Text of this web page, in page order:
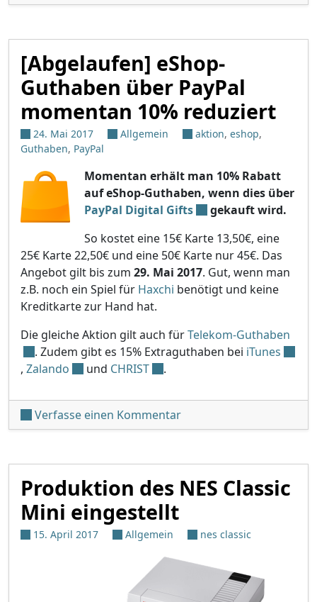
[Abgelaufen] eShop-
Guthaben über PayPal
momentan 10% reduziert
24. Mai 2017 Allgemein aktion, eshop,
Guthaben, PayPal
Momentan erhält man 10% Rabatt
auf eShop-Guthaben, wenn dies über
PayPal Digital Gifts
gekauft wird.
So kostet eine 15€ Karte 13,50€, eine
25€ Karte 22,50€ und eine 50€ Karte nur 45€. Das
Angebot gilt bis zum 29. Mai 2017. Gut, wenn man
z.B. noch ein Spiel für Haxchi benötigt und keine
Kreditkarte zur Hand hat.
Die gleiche Aktion gilt auch fürTelekom-Guthaben
. Zudem gibt es 15% Extraguthaben bei iTunes
, Zalando und CHRIST .
Verfasse einen Kommentarunter '[Abgelaufen]
Produktion des NES Classic
Mini eingestellt
15. April 2017 Allgemein nes classic